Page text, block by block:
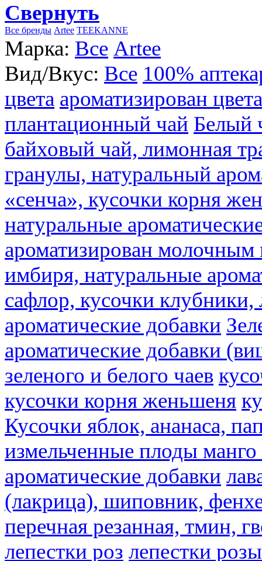
Свернуть
Все бренды Artee TEEKANNE
Марка: Все Artee
Вид/Вкус: Все 100%
цвета ароматизирован
плантационный чай Белый
байховый чай, лимонная
гранулы, натуральный
«сенча», кусочки корня
натуральные
ароматизирован молочным
имбиря, натуральные
сафлор, кусочки
ароматические добавки
ароматические добавки
зеленого и белого чаев
кусочки корня женьшеня
Кусочки яблок, ананаса,
измельченные плоды
ароматические добавки
(лакрица), шиповник,
перечная резанная, тмин,
лепестки роз лепестки розы